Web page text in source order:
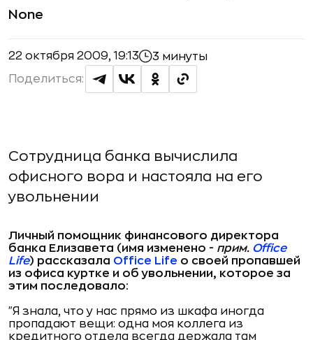
None
22 октября 2009, 19:13 3 минуты
Поделиться:
Сотрудница банка вычислила
офисного вора и настояла на его
увольнении
Личный помощник финансового директора
банка Елизавета (имя изменено - прим. Office
Life) рассказала Office Life о своей пропавшей
из офиса куртке и об увольнении, которое за
этим последовало:
"Я знала, что у нас прямо из шкафа иногда
пропадают вещи: одна моя коллега из
кредитного отдела всегда держала там